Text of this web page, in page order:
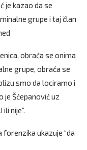
je kazao da se
grupe i taj član
obraća se onima
grupe, obraća se
smo da lociramo i
je Šćepanović uz
nije”.
ukazuje “da